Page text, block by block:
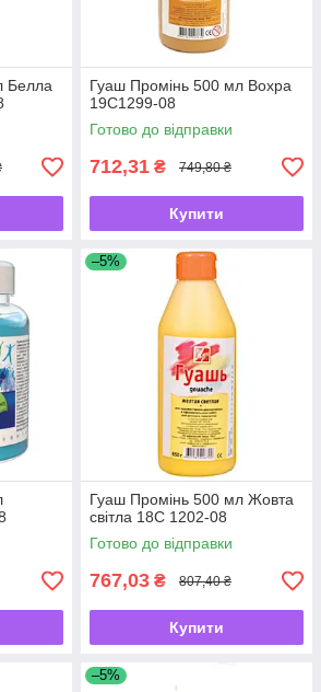
Белла
Гуаш Промінь 500 мл Вохра
19С1299-08
Готово до відправки
712,31 ₴ 749,80 ₴
Купити
–5%
Гуаш Промінь 500 мл Жовта
світла 18С 1202-08
Готово до відправки
767,03 ₴ 807,40 ₴
Купити
–5%